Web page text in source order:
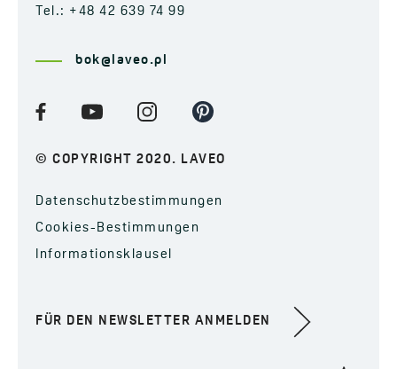
Tel.: +48 42 639 74 99
bok@laveo.pl
© COPYRIGHT 2020. LAVEO
Datenschutzbestimmungen
Cookies-Bestimmungen
Informationsklausel
FÜR DEN NEWSLETTER ANMELDEN